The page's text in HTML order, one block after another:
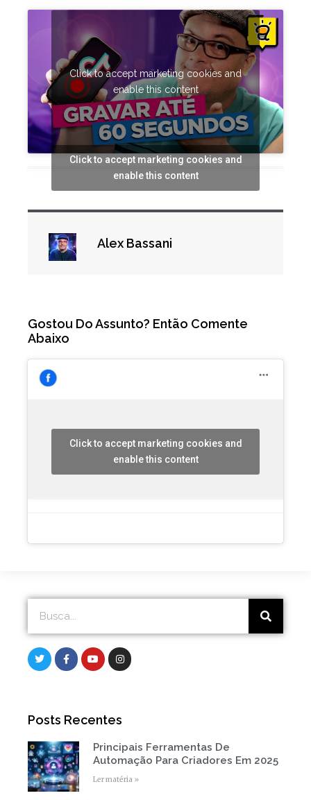
Click to accept marketing cookies and
enable this content
Click to accept marketing cookies and
enable this content
Alex Bassani
Gostou Do Assunto? Então Comente
Abaixo
Click to accept marketing cookies and
enable this content
Search Search
T
w
i
F
a
c
k
f
Y
o
u
I
n
s
a
Posts Recentes
Principais Ferramentas De
Automação Para Criadores Em 2025
Ler matéria »
PagePagePagePagePage